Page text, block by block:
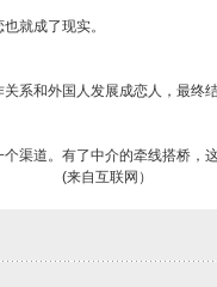
就成了现实。
系和外国人发展成恋人，最终
渠道。有了中介的牵线搭桥，
）